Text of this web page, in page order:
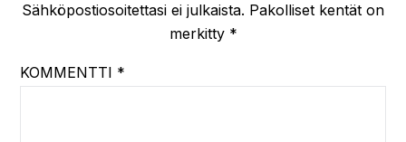
Sähköpostiosoitettasi ei julkaista. Pakolliset kentät on
merkitty *
KOMMENTTI *